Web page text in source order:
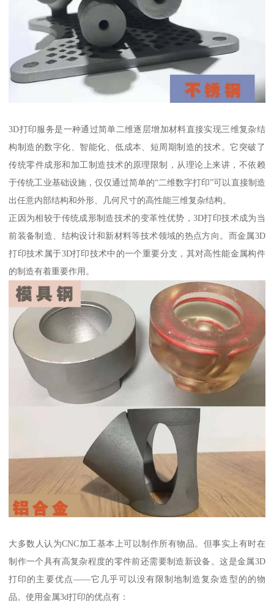
3D打印服务是一种通过简单二维逐层增加材料直接实现三维复杂结
构制造的数字化、智能化、低成本、短周期制造的技术。它突破了
传统零件成形和加工制造技术的原理限制，从理论上来讲，不依赖
于传统工业基础设施，仅仅通过简单的“二维数字打印”可以直接制造
出任意内部结构和外形、几何尺寸的高性能三维复杂结构。
正因为相较于传统成形制造技术的变革性优势，3D打印技术成为当
前装备制造、结构设计和新材料等技术领域的热点方向。而金属3D
打印技术属于3D打印技术中的一个重要分支，其对高性能金属构件
的制造有着重要作用。
大多数人认为CNC加工基本上可以制作所有物品。但事实上有时在
制作一个具有高复杂程度的零件前还需要制造新设备。这是金属3D
打印的主要优点——它几乎可以没有限制地制造复杂造型的的物
品。使用金属3d打印的优点有：